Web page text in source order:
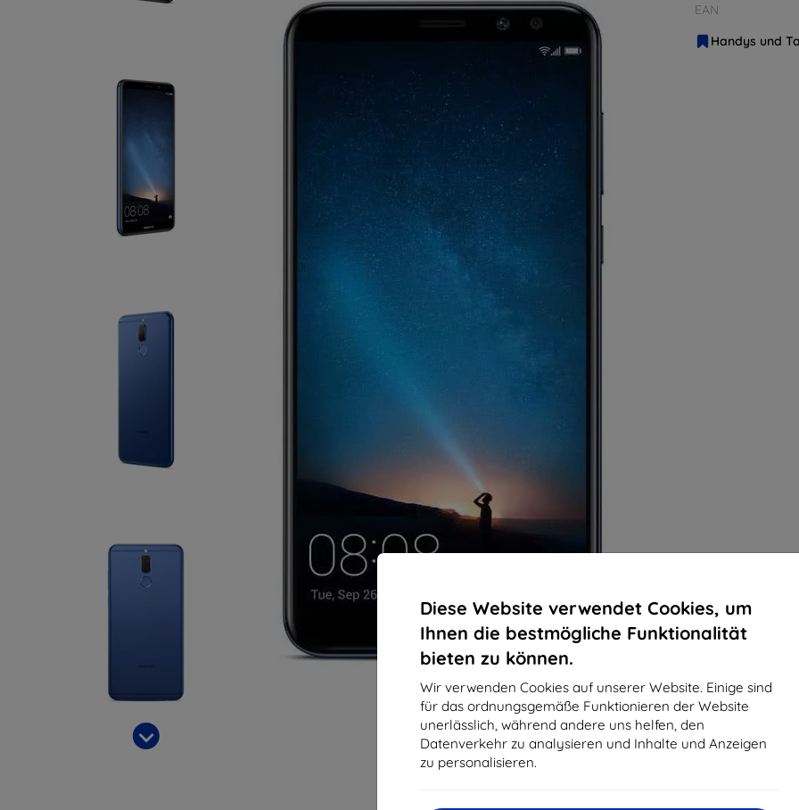
Diese Website verwendet Cookies, um
Ihnen die bestmögliche Funktionalität
bieten zu können.
Wir verwenden Cookies auf unserer Website. Einige sind
für das ordnungsgemäße Funktionieren der Website
unerlässlich, während andere uns helfen, den
Datenverkehr zu analysieren und Inhalte und Anzeigen
zu personalisieren.
EAN
Handys und